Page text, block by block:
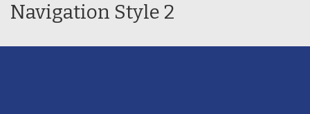
Navigation Style 2